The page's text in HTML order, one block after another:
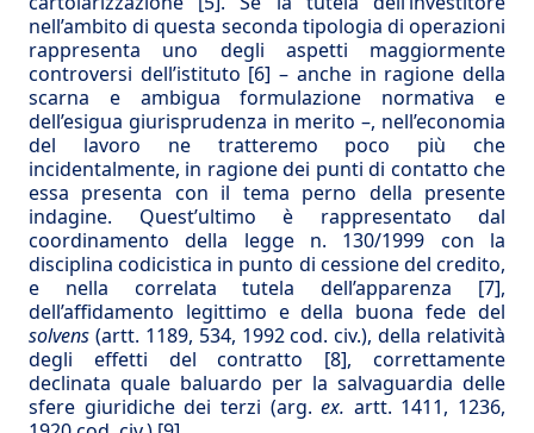
nell’ambito di questa seconda tipologia di operazioni
rappresenta uno degli aspetti maggiormente
controversi dell’istituto [6] – anche in ragione della
scarna e ambigua formulazione normativa e
dell’esigua giurisprudenza in merito –, nell’economia
del lavoro ne tratteremo poco più che
incidentalmente, in ragione dei punti di contatto che
essa presenta con il tema perno della presente
indagine. Quest’ultimo è rappresentato dal
coordinamento della legge n. 130/1999 con la
disciplina codicistica in punto di cessione del credito,
e nella correlata tutela dell’apparenza [7],
dell’affidamento legittimo e della buona fede del
solvens (artt. 1189, 534, 1992 cod. civ.), della relatività
degli effetti del contratto [8], correttamente
declinata quale baluardo per la salvaguardia delle
sfere giuridiche dei terzi (arg.ex. artt. 1411, 1236,